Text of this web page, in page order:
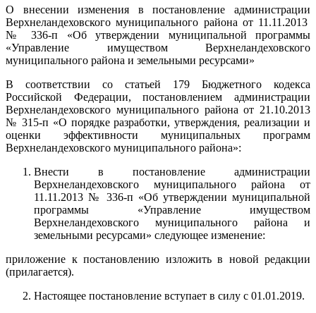
О внесении изменения в постановление администрации
Верхнеландеховского муниципального района от 11.11.2013
№ 336-п «Об утверждении муниципальной программы
«Управление имуществом Верхнеландеховского
муниципального района и земельными ресурсами»
В соответствии со статьей 179 Бюджетного кодекса
Российской Федерации, постановлением администрации
Верхнеландеховского муниципального района от 21.10.2013
№ 315-п «О порядке разработки, утверждения, реализации и
оценки эффективности муниципальных программ
Верхнеландеховского муниципального района»:
Внести в постановление администрации
Верхнеландеховского муниципального района от
11.11.2013 № 336-п «Об утверждении муниципальной
программы «Управление имуществом
Верхнеландеховского муниципального района и
земельными ресурсами» следующее изменение:
приложение к постановлению изложить в новой редакции
(прилагается).
Настоящее постановление вступает в силу с 01.01.2019.